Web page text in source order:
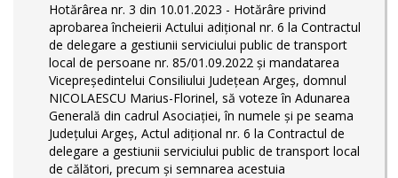
Hotărârea nr. 3 din 10.01.2023 - Hotărâre privind
aprobarea încheierii Actului adițional nr. 6 la Contractul
de delegare a gestiunii serviciului public de transport
local de persoane nr. 85/01.09.2022 și mandatarea
Vicepreședintelui Consiliului Județean Argeș, domnul
NICOLAESCU Marius-Florinel, să voteze în Adunarea
Generală din cadrul Asociației, în numele și pe seama
Județului Argeș, Actul adițional nr. 6 la Contractul de
delegare a gestiunii serviciului public de transport local
de călători, precum și semnarea acestuia